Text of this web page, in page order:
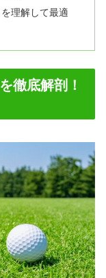
理解して最適
徹底解剖！